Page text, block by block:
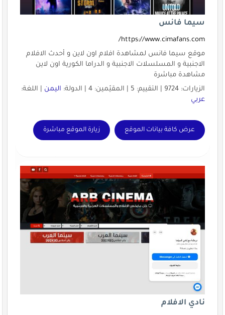
سيما فانس
https://www.cimafans.com/
موقع سيما فانس لمشاهدة افلام اون لاين و أحدث الافلام
الاجنبية و المسلسلات الاجنبية و الدراما الكورية اون لاين
مشاهدة مباشرة
الزيارات: 9724 | التقييم: 5 | المقيّمين: 4 | الدولة:
اليمن| اللغة:
عربي
عرض كافة بيانات الموقع زيارة الموقع مباشرة
نادي الافلام